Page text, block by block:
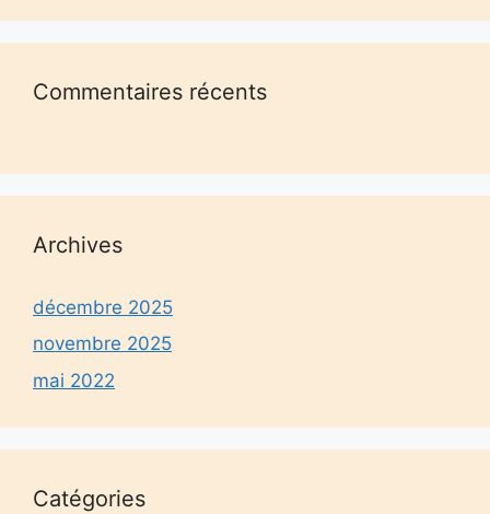
Commentaires récents
Archives
décembre 2025
novembre 2025
mai 2022
Catégories